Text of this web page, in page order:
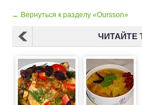
← Вернуться к разделу «Oursson»
ЧИТАЙТЕ